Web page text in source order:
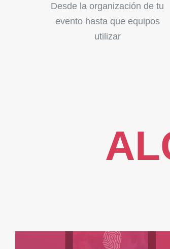
Desde la organización de tu
evento hasta que equipos
utilizar